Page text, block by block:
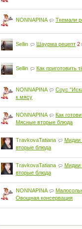
NONNAPINA Ткемали
Sellin Шаурма рецепт 2
Sellin Как приготовить
NONNAPINA Соус
к мясу
NONNAPINA Как
Мясные вторые блюда
TravkovaTatiana Мидии
вторые блюда
TravkovaTatiana Мидии
вторые блюда
NONNAPINA
Овощная консервация